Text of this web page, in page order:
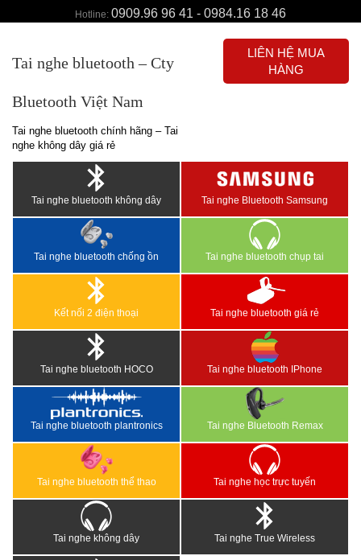
Hotline: 0909.96 96 41 - 0984.16 18 46
Tai nghe bluetooth – Cty
Bluetooth Việt Nam
Tai nghe bluetooth chính hãng – Tai
nghe không dây giá rẻ
LIÊN HỆ MUA
HÀNG
Tai nghe bluetooth không dây Tai nghe Bluetooth Samsung
Tai nghe bluetooth chống ồn Tai nghe bluetooth chụp tai
Kết nối 2 điện thoại Tai nghe bluetooth giá rẻ
Tai nghe bluetooth HOCO Tai nghe bluetooth IPhone
Tai nghe bluetooth plantronics Tai nghe Bluetooth Remax
Tai nghe bluetooth thể thao Tai nghe học trực tuyến
Tai nghe không dây Tai nghe True Wireless